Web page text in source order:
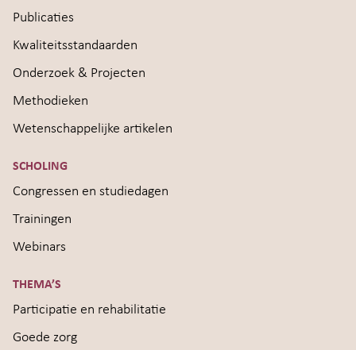
Publicaties
Kwaliteitsstandaarden
Onderzoek & Projecten
Methodieken
Wetenschappelijke artikelen
SCHOLING
Congressen en studiedagen
Trainingen
Webinars
THEMA’S
Participatie en rehabilitatie
Goede zorg